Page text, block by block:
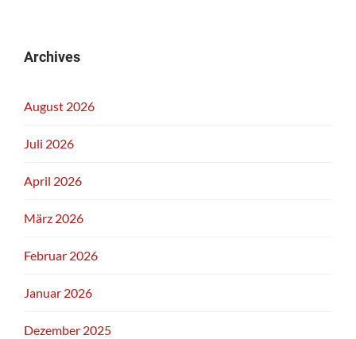
Archives
August 2026
Juli 2026
April 2026
März 2026
Februar 2026
Januar 2026
Dezember 2025